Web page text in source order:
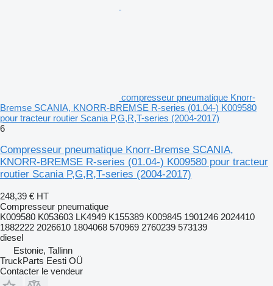
compresseur pneumatique Knorr-
Bremse SCANIA, KNORR-BREMSE R-series (01.04-) K009580
pour tracteur routier Scania P,G,R,T-series (2004-2017)
6
Compresseur pneumatique Knorr-Bremse SCANIA,
KNORR-BREMSE R-series (01.04-) K009580 pour tracteur
routier Scania P,G,R,T-series (2004-2017)
248,39 € HT
Compresseur pneumatique
K009580 K053603 LK4949 K155389 K009845 1901246 2024410
1882222 2026610 1804068 570969 2760239 573139
diesel
Estonie, Tallinn
TruckParts Eesti OÜ
Contacter le vendeur